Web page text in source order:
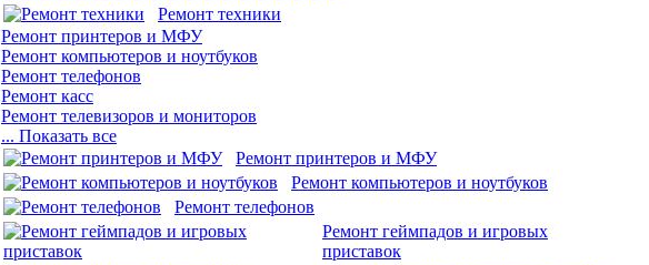
Ремонт техники
Ремонт принтеров и МФУ
Ремонт компьютеров и ноутбуков
Ремонт телефонов
Ремонт касс
Ремонт телевизоров и мониторов
... Показать все
Ремонт принтеров и МФУ
Ремонт компьютеров и ноутбуков
Ремонт телефонов
Ремонт геймпадов и игровых
приставок